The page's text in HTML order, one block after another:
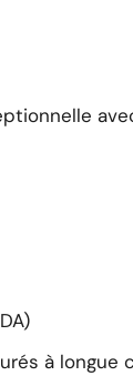
à longue